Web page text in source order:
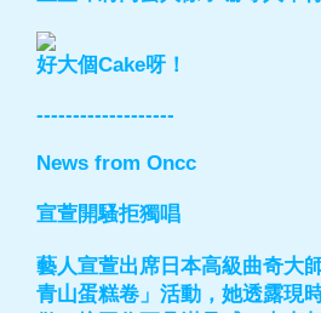
好大個Cake呀！
-------------------
News from Oncc
宣萱開騷拒獨唱
藝人宣萱出席日本高級曲奇大
青山蛋糕卷」活動，她透露現